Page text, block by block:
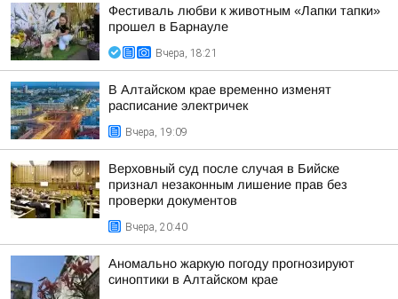
Фестиваль любви к животным «Лапки тапки»
прошел в Барнауле
Вчера, 18:21
В Алтайском крае временно изменят
расписание электричек
Вчера, 19:09
Верховный суд после случая в Бийске
признал незаконным лишение прав без
проверки документов
Вчера, 20:40
Аномально жаркую погоду прогнозируют
синоптики в Алтайском крае